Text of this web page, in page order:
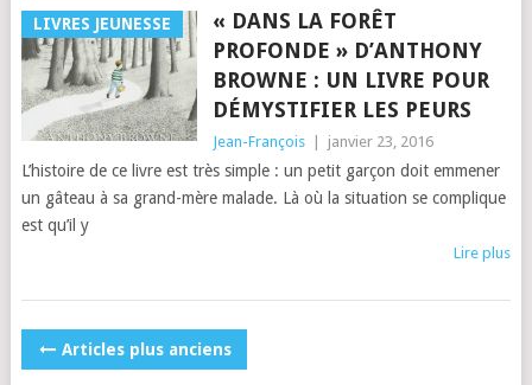
LIVRES JEUNESSE
« DANS LA FORÊT
PROFONDE » D’ANTHONY
BROWNE : UN LIVRE POUR
DÉMYSTIFIER LES PEURS
Jean-François janvier 23, 2016
L’histoire de ce livre est très simple : un petit garçon doit emmener
un gâteau à sa grand-mère malade. Là où la situation se complique
est qu’il y
Lire plus
POSTS
Articles plus anciens